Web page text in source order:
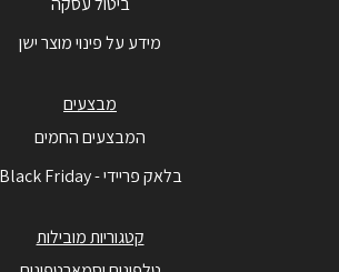
מידע על פינוי מוצר ישן
מבצעים
המבצעים החמים
בלאק פריידי - Black Friday
קטגוריות מובילות